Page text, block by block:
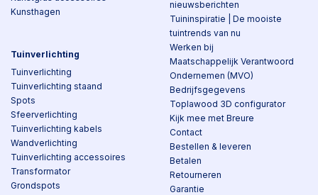
Kunsthagen
Tuinverlichting
Tuinverlichting
Tuinverlichting staand
Spots
Sfeerverlichting
Tuinverlichting kabels
Wandverlichting
Tuinverlichting accessoires
Transformator
Grondspots
nieuwsberichten
Tuininspiratie | De mooiste
tuintrends van nu
Werken bij
Maatschappelijk Verantwoord
Ondernemen (MVO)
Bedrijfsgegevens
Toplawood 3D configurator
Kijk mee met Breure
Contact
Bestellen & leveren
Betalen
Retourneren
Garantie